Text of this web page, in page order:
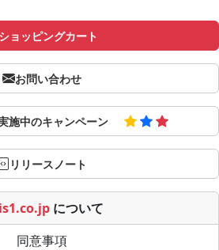
ショッピングカート
お問い合わせ
施中のキャンペーン
リリースノート
について
同意事項